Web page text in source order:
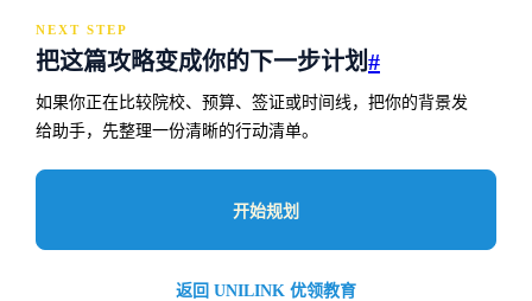
NEXT STEP
把这篇攻略变成你的下一步计划#
如果你正在比较院校、预算、签证或时间线，把你的背景发
给助手，先整理一份清晰的行动清单。
开始规划
返回 UNILINK 优领教育